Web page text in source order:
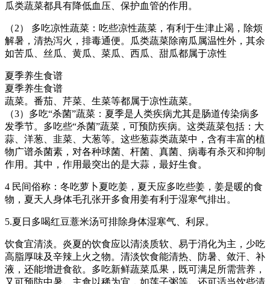
瓜类蔬菜都具有降低血压、保护血管的作用。
（2） 多吃凉性蔬菜：吃些凉性蔬菜，有利于生津止渴，除烦
解暑，清热泻火，排毒通便。瓜类蔬菜除南瓜属温性外，其余
如苦瓜、丝瓜、黄瓜、菜瓜、西瓜、甜瓜都属于凉性
夏季养生食谱
夏季养生食谱
蔬菜。番茄、芹菜、生菜等都属于凉性蔬菜。
（3）多吃“杀菌”蔬菜：夏季是人类疾病尤其是肠道传染病多
发季节。多吃些“杀菌”蔬菜，可预防疾病。这类蔬菜包括：大
蒜、洋葱、韭菜、大葱等。这些葱蒜类蔬菜中，含有丰富的植
物广谱杀菌素，对各种球菌、杆菌、真菌、病毒有杀灭和抑制
作用。其中，作用最突出的是大蒜，最好生食。
4 民间俗称：冬吃萝卜夏吃姜，夏天应多吃些姜，姜是暖的食
物，夏天人身体毛孔张开多食用姜有利于湿寒气排出。
5.夏日多喝红豆薏米汤可排除身体湿寒气、利尿。
饮食宜清淡。炎夏的饮食应以清淡质软、易于消化为主，少吃
高脂厚味及辛辣上火之物。清淡饮食能清热、防暑、敛汗、补
液，还能增进食欲。多吃新鲜蔬菜瓜果，既可满足所需营养，